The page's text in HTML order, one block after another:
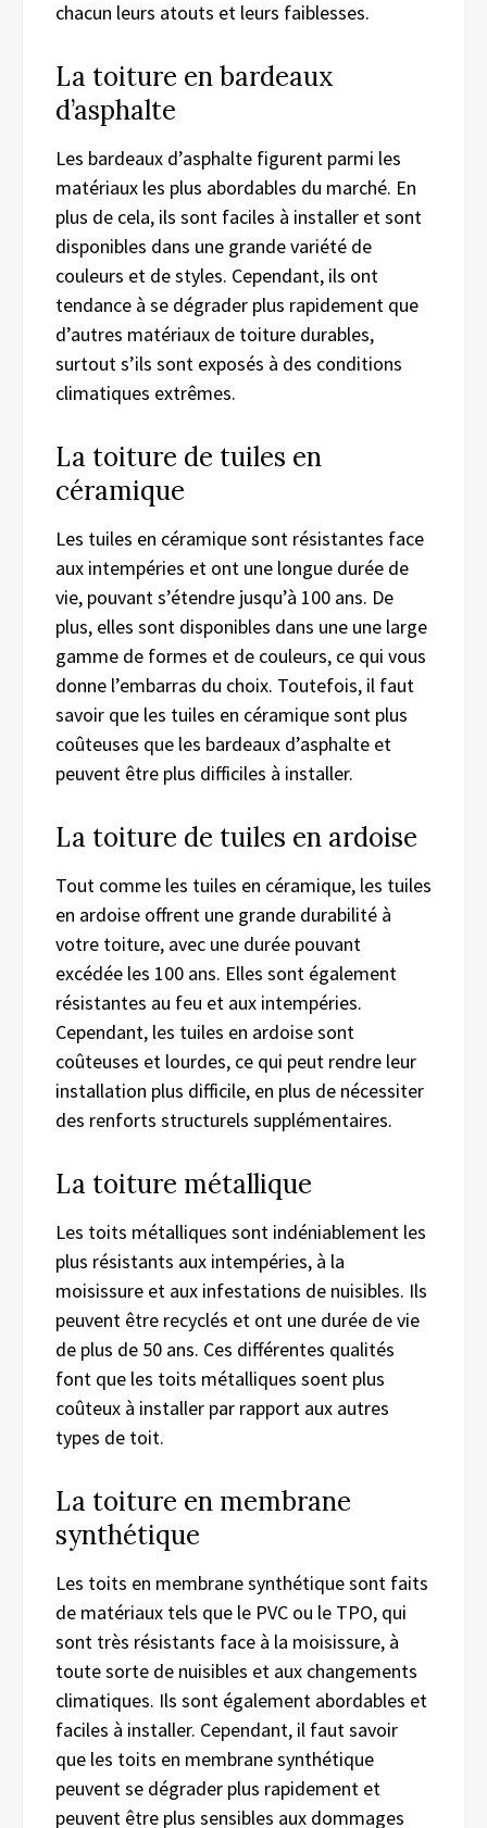
chacun leurs atouts et leurs faiblesses.
La toiture en bardeaux
d’asphalte
Les bardeaux d’asphalte figurent parmi les
matériaux les plus abordables du marché. En
plus de cela, ils sont faciles à installer et sont
disponibles dans une grande variété de
couleurs et de styles. Cependant, ils ont
tendance à se dégrader plus rapidement que
d’autres matériaux de toiture durables,
surtout s’ils sont exposés à des conditions
climatiques extrêmes.
La toiture de tuiles en
céramique
Les tuiles en céramique sont résistantes face
aux intempéries et ont une longue durée de
vie, pouvant s’étendre jusqu’à 100 ans. De
plus, elles sont disponibles dans une une large
gamme de formes et de couleurs, ce qui vous
donne l’embarras du choix. Toutefois, il faut
savoir que les tuiles en céramique sont plus
coûteuses que les bardeaux d’asphalte et
peuvent être plus difficiles à installer.
La toiture de tuiles en ardoise
Tout comme les tuiles en céramique, les tuiles
en ardoise offrent une grande durabilité à
votre toiture, avec une durée pouvant
excédée les 100 ans. Elles sont également
résistantes au feu et aux intempéries.
Cependant, les tuiles en ardoise sont
coûteuses et lourdes, ce qui peut rendre leur
installation plus difficile, en plus de nécessiter
des renforts structurels supplémentaires.
La toiture métallique
Les toits métalliques sont indéniablement les
plus résistants aux intempéries, à la
moisissure et aux infestations de nuisibles. Ils
peuvent être recyclés et ont une durée de vie
de plus de 50 ans. Ces différentes qualités
font que les toits métalliques soent plus
coûteux à installer par rapport aux autres
types de toit.
La toiture en membrane
synthétique
Les toits en membrane synthétique sont faits
de matériaux tels que le PVC ou le TPO, qui
sont très résistants face à la moisissure, à
toute sorte de nuisibles et aux changements
climatiques. Ils sont également abordables et
faciles à installer. Cependant, il faut savoir
que les toits en membrane synthétique
peuvent se dégrader plus rapidement et
peuvent être plus sensibles aux dommages